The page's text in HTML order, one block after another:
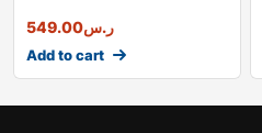
ر.س549.00
Add to cart